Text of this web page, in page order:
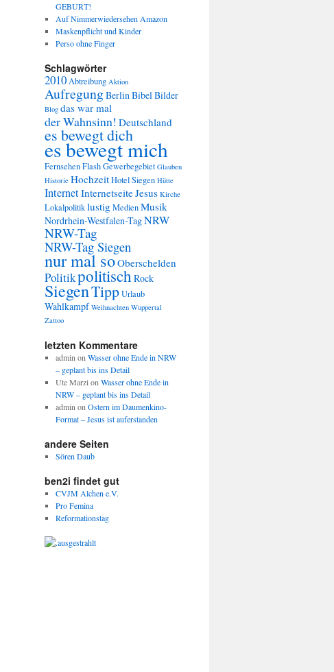
GEBURT!
Auf Nimmerwiedersehen Amazon
Maskenpflicht und Kinder
Perso ohne Finger
Schlagwörter
2010Abtreibung Aktion
AufregungBerlinBibelBilder
Blog das war mal
der Wahnsinn! Deutschland
es bewegt dich
es bewegt mich
FernsehenFlashGewerbegebiet Glauben
Historie HochzeitHotel Siegen Hütte
InternetInternetseiteJesus Kirche
Lokalpolitiklustig MedienMusik
Nordrhein-Westfalen-TagNRW
NRW-Tag
NRW-Tag Siegen
nur mal soOberschelden
Politikpolitisch Rock
SiegenTippUrlaub
Wahlkampf Weihnachten Wuppertal
Zattoo
letzten Kommentare
admin on Wasser ohne Ende in NRW
– geplant bis ins Detail
Ute Marzi on Wasser ohne Ende in
NRW – geplant bis ins Detail
admin on Ostern im Daumenkino-
Format – Jesus ist auferstanden
andere Seiten
Sören Daub
ben2i findet gut
CVJM Alchen e.V.
Pro Femina
Reformationstag